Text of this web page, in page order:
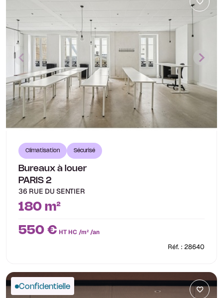
Climatisation Sécurisé
Bureaux à louer
PARIS 2
36 RUE DU SENTIER
180 m²
550 € HT HC /m² /an
Réf. : 28640
Confidentielle